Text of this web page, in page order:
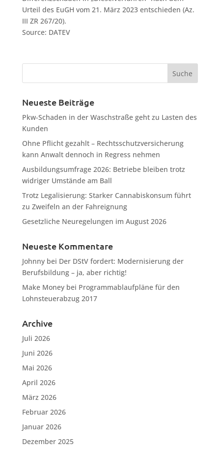
Urteil des EuGH vom 21. März 2023 entschieden (Az.
III ZR 267/20).
Source: DATEV
Neueste Beiträge
Pkw-Schaden in der Waschstraße geht zu Lasten des
Kunden
Ohne Pflicht gezahlt – Rechtsschutzversicherung
kann Anwalt dennoch in Regress nehmen
Ausbildungsumfrage 2026: Betriebe bleiben trotz
widriger Umstände am Ball
Trotz Legalisierung: Starker Cannabiskonsum führt
zu Zweifeln an der Fahreignung
Gesetzliche Neuregelungen im August 2026
Neueste Kommentare
Johnnybei Der DStV fordert: Modernisierung der
Berufsbildung – ja, aber richtig!
Make Moneybei Programmablaufpläne für den
Lohnsteuerabzug 2017
Archive
Juli 2026
Juni 2026
Mai 2026
April 2026
März 2026
Februar 2026
Januar 2026
Dezember 2025